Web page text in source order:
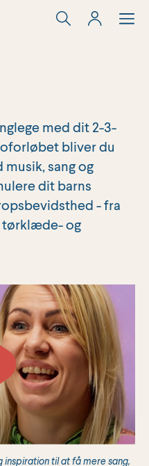
med dit 2-3-
bliver du
sang og
dit barns
- fra
tørklæde- og
inspiration til at få mere sang,